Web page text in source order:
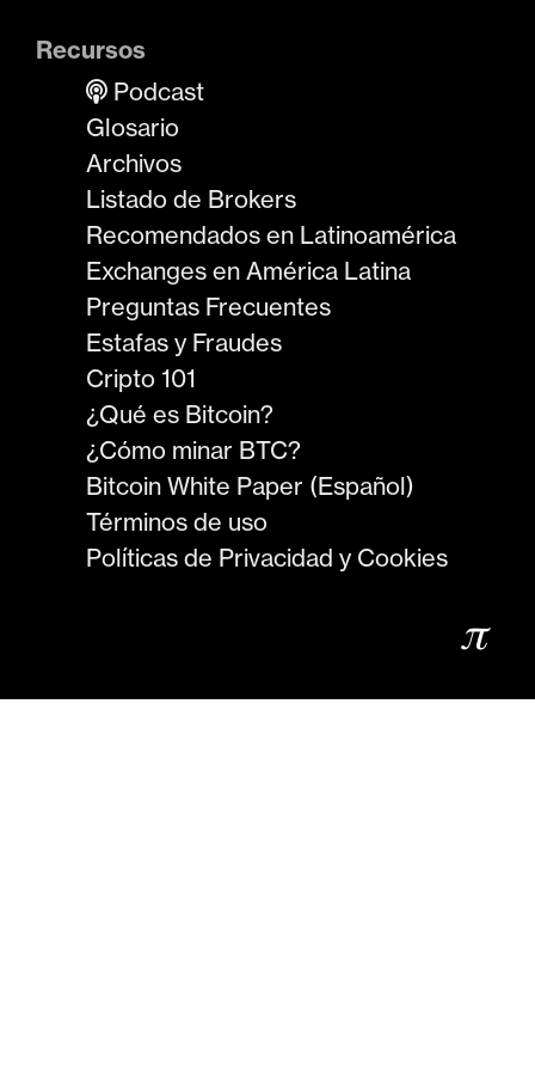
Recursos
Podcast
Glosario
Archivos
Listado de Brokers
Recomendados en Latinoamérica
Exchanges en América Latina
Preguntas Frecuentes
Estafas y Fraudes
Cripto 101
¿Qué es Bitcoin?
¿Cómo minar BTC?
Bitcoin White Paper (Español)
Términos de uso
Políticas de Privacidad y Cookies
𝜋